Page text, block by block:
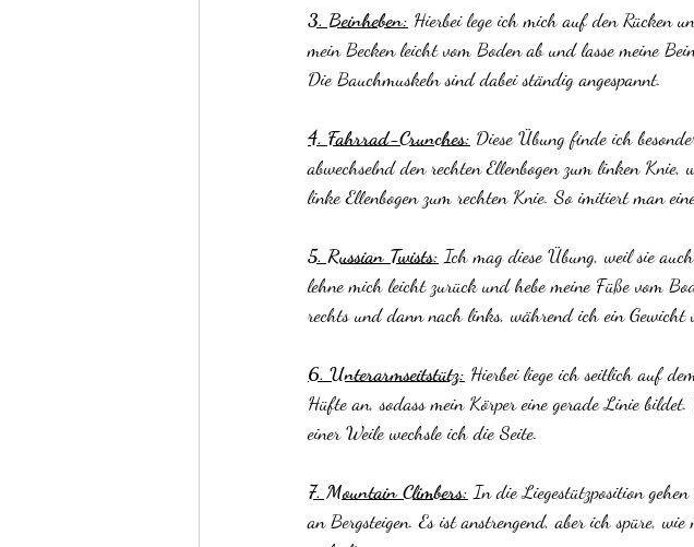
3. Beinheben: Hierbei lege ich mich auf den Rücken
mein Becken leicht vom Boden ab und lasse meine
Die Bauchmuskeln sind dabei ständig angespannt.
4. Fahrrad-Crunches: Diese Übung finde ich
abwechselnd den rechten Ellenbogen zum linken
linke Ellenbogen zum rechten Knie. So imitiert man
5. Russian Twists: Ich mag diese Übung, weil sie
lehne mich leicht zurück und hebe meine Füße vom
rechts und dann nach links, während ich ein Gewicht
6. Unterarmseitstütz: Hierbei liege ich seitlich auf
Hüfte an, sodass mein Körper eine gerade Linie
einer Weile wechsle ich die Seite.
7. Mountain Climbers: In die Liegestützposition
an Bergsteigen. Es ist anstrengend, aber ich spüre,